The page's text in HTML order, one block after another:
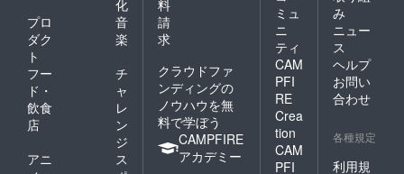
化
プロ
ダク
ト
音
楽
フー
ド・
飲食
店
チ
ャ
レ
ン
ジ
アニ
ス
料
請
求
クラウドファ
ンディングの
ノウハウを無
料で学ぼう
CAMPFIRE
アカデミー
ミュ
ニ
ティ
CAM
PFI
RE
Crea
tion
CAM
PFI
み
ニュー
ス
ヘルプ
お問い
合わせ
各種規定
利用規